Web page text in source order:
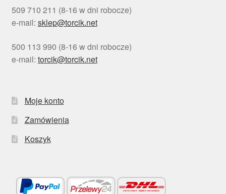
509 710 211 (8-16 w dni robocze)
e-mail: sklep@torcik.net
500 113 990 (8-16 w dni robocze)
e-mail: torcik@torcik.net
Moje konto
Zamówienia
Koszyk